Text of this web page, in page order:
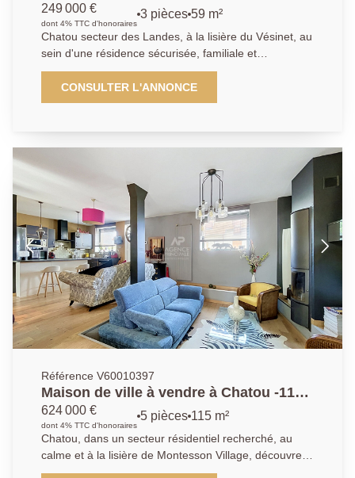
249 000 €
dont 4% TTC d'honoraires
3 pièces 59 m²
Chatou secteur des Landes, à la lisière du Vésinet, au
sein d'une résidence sécurisée, familiale et
verdoyante, à proximité immédiate des écoles, des
transports (bus) et des parcs et à 17 mn à pied du RE
A, découvrez cet appartement traversant et lumineux.
(13.47m² et 11m²), d'une salle d'eau, ainsi que de
toilettes séparées. Une cave complète ce bien.
Stationnement libre au sein de la résidence.
CONSULTER L'ANNONCE
Référence V60010397
Maison de ville à vendre à Chatou -115
m² - 3 chambres -Terrasse - Garage
624 000 €
dont 4% TTC d'honoraires
5 pièces 115 m²
Chatou, dans un secteur résidentiel recherché, au
calme et à la lisière de Montesson Village, découvrez
cette élégante maison de ville entièrement rénovée,